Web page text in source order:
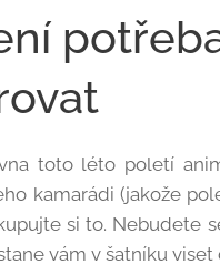
toto léto poletí
kamarádi (jakože
si to. Nebudete
vám v šatníku viset